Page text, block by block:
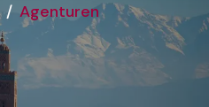
Agenturen